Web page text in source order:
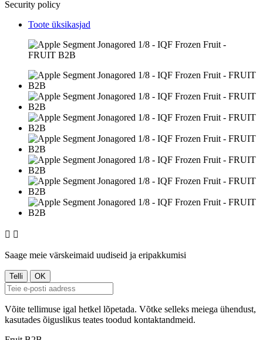
Security policy
Toote üksikasjad
 
Saage meie värskeimaid uudiseid ja eripakkumisi
Võite tellimuse igal hetkel lõpetada. Võtke selleks meiega ühendust,
kasutades õiguslikus teates toodud kontaktandmeid.